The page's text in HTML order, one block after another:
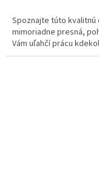
Spoznajte túto kvalitnú
mimoriadne presná,
Vám uľahčí prácu